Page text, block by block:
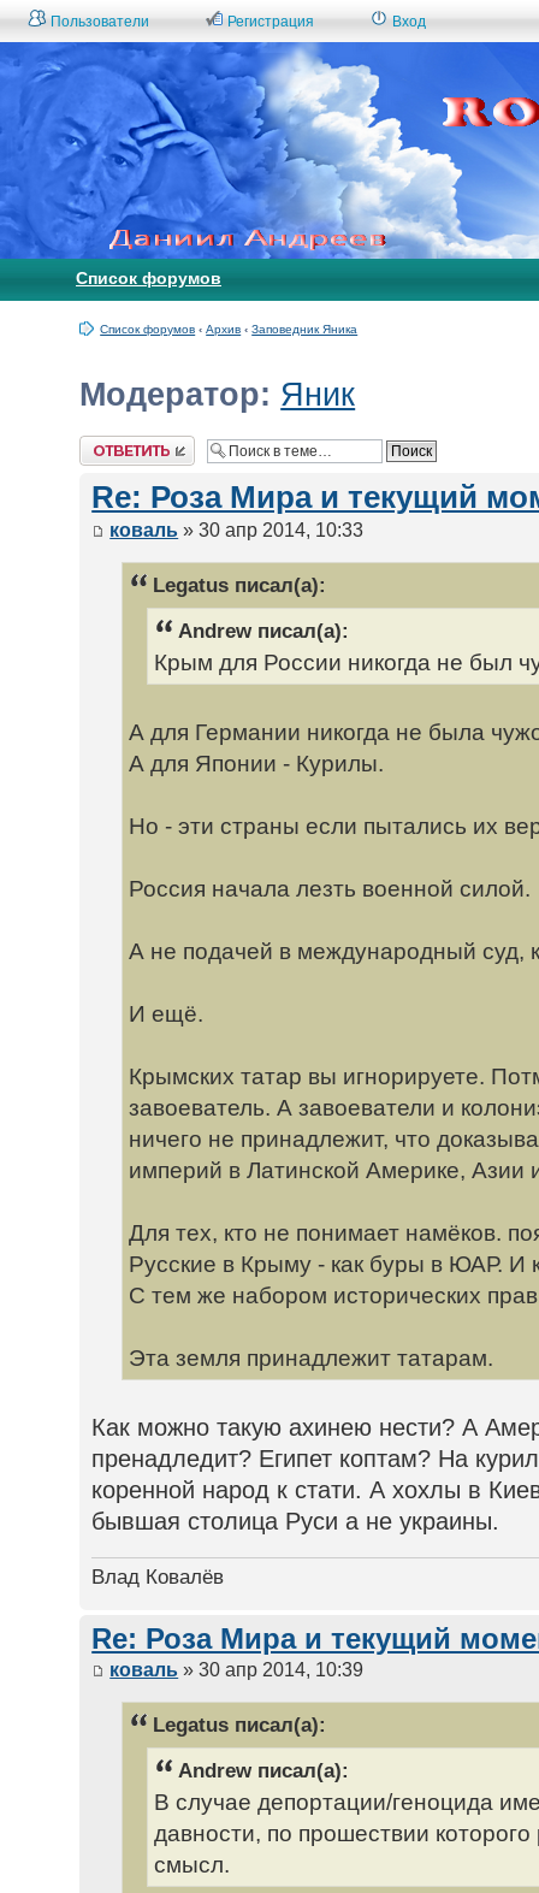
Пользователи Регистрация Вход
Список форумов
Список форумов ‹ Архив ‹ Заповедник Яника
Модератор: Яник
Ответить
Re: Роза Мира и текущий
коваль » 30 апр 2014, 10:33
Legatus писал(а):
Andrew писал(а):
Крым для России никогда не был
А для Германии никогда не была
А для Японии - Курилы.
Но - эти страны если пытались их
Россия начала лезть военной силой.
А не подачей в международный суд,
И ещё.
Крымских татар вы игнорируете.
завоеватель. А завоеватели и
ничего не принадлежит, что
империй в Латинской Америке, Азии
Для тех, кто не понимает намёков.
Русские в Крыму - как буры в ЮАР. И
С тем же набором исторических
Эта земля принадлежит татарам.
Как можно такую ахинею нести? А
пренадледит? Египет коптам? На
коренной народ к стати. А хохлы в
бывшая столица Руси а не украины.
Влад Ковалёв
Re: Роза Мира и текущий
коваль » 30 апр 2014, 10:39
Legatus писал(а):
Andrew писал(а):
В случае депортации/геноцида
давности, по прошествии
смысл.